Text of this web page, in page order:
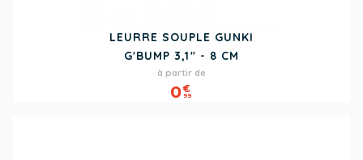
LEURRE SOUPLE GUNKI
G'BUMP 3,1" - 8 CM
Prix
à partir de
0€
99